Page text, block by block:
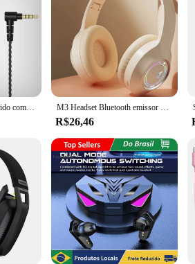
the subtle sound effects that enhance your
or a professional esports athlete, this set is
QKZ-AK6 Fone de ouvido com fio PRO, fone de ouvido estéreo HIFI com microfone, HD Call, 3,5mm, AUX In-Ear, música, jogo, fones de ouvido esportivos, original M3 Headset Bluetooth emissor de luz Folding LED Card Headset sem fio TYPE-C Carregamento Multi-cena Use Game Office
R$26,46